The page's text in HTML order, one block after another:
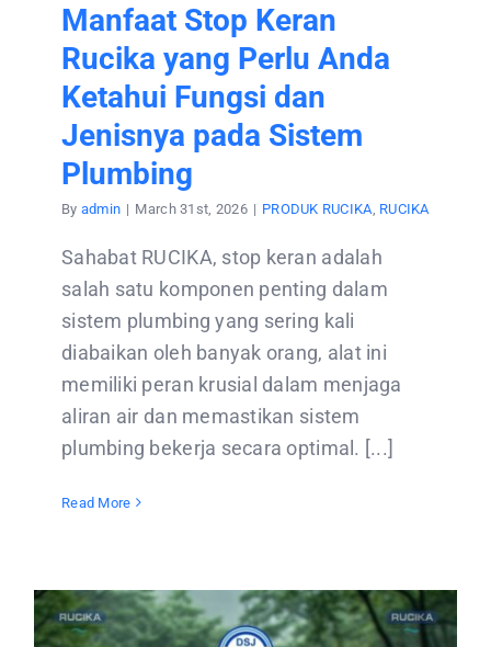
Manfaat Stop Keran
Rucika yang Perlu Anda
Ketahui Fungsi dan
Jenisnya pada Sistem
Plumbing
By admin | March 31st, 2026 | PRODUK RUCIKA RUCIKA
Sahabat RUCIKA, stop keran adalah
salah satu komponen penting dalam
sistem plumbing yang sering kali
diabaikan oleh banyak orang, alat ini
memiliki peran krusial dalam menjaga
aliran air dan memastikan sistem
plumbing bekerja secara optimal. [...]
Read More